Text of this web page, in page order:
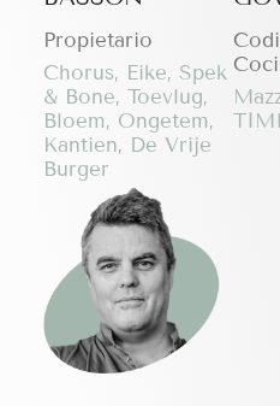
Propietario
Chorus, Eike, Spek
& Bone, Toevlug,
Bloem, Ongetem,
Kantien, De Vrije
Burger